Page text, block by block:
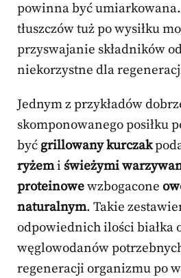
powinna być umiarkowana.
tłuszczów tuż po wysiłku
przyswajanie składników
niekorzystne dla
Jednym z przykładów
skomponowanego posiłku
być grillowany kurczak
ryżemi świeżymi
proteinowewzbogacone
naturalnym. Takie
odpowiednich ilości białka
węglowodanów
regeneracji organizmu po